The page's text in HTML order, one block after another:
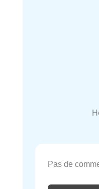
Pas de